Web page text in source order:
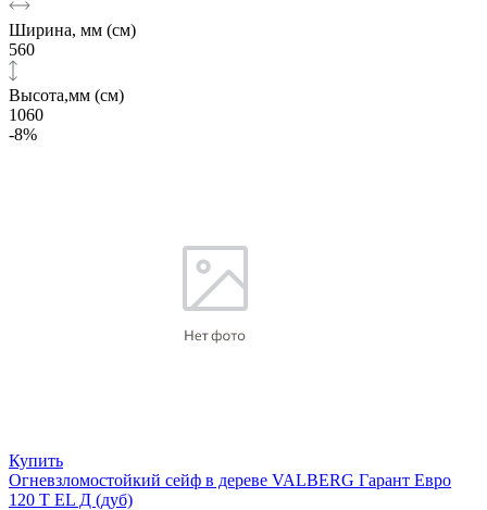
Ширина, мм (см)
560
Высота,мм (см)
1060
-8%
Купить
Огневзломостойкий сейф в дереве VALBERG Гарант Евро
120 T EL Д (дуб)